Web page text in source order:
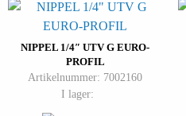
NIPPEL 1/4″ UTV G EURO-
PROFIL
Artikelnummer: 7002160
I lager: